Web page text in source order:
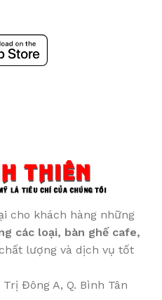
cho khách hàng những
các loại, bàn ghế cafe,
lượng và dịch vụ tốt
Đông A, Q. Bình Tân